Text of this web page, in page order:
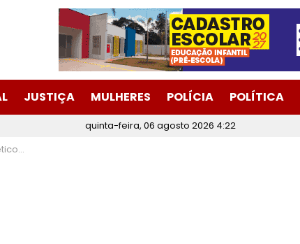
JUSTIÇA MULHERES POLÍCIA POLÍTICA
quinta-feira, 06 agosto 2026 4:22